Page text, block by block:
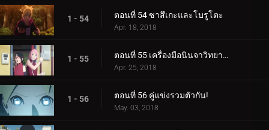
1 - 54 ตอนที่ 54 ซาสึเกะและโบรูโตะ
Apr. 18, 2018
1 - 55 ตอนที่ 55 เครื่องมือนินจาวิทยาศาสตร์
Apr. 25, 2018
1 - 56 ตอนที่ 56 คู่แข่งรวมตัวกัน!
May. 03, 2018